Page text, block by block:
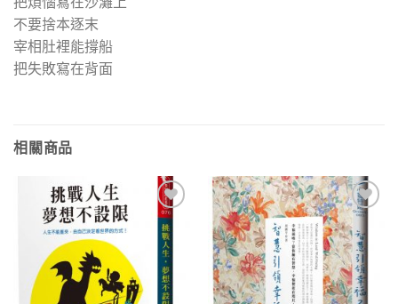
不要捨本逐末
宰相肚裡能撐船
把失敗寫在背面
相關商品
加入
「願
望清
單」
加入
「願
望清
單」